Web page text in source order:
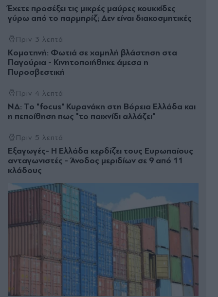
Έχετε προσέξει τις μικρές μαύρες κουκκίδες
γύρω από το παρμπρίζ; Δεν είναι διακοσμητικές
Πριν 3 λεπτά
Κομοτηνή: Φωτιά σε χαμηλή βλάστηση στα
Παγούρια - Κινητοποιήθηκε άμεσα η
Πυροσβεστική
Πριν 4 λεπτά
ΝΔ: Το "focus" Κυρανάκη στη Βόρεια Ελλάδα και
η πεποίθηση πως "το παιχνίδι αλλάζει"
Πριν 5 λεπτά
Εξαγωγές- Η Ελλάδα κερδίζει τους Ευρωπαίους
ανταγωνιστές - Άνοδος μεριδίων σε 9 από 11
κλάδους